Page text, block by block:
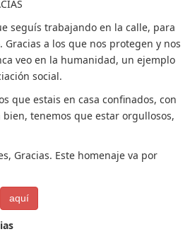
seguís trabajando en la calle, para
a los que nos protegen y nos
veo en la humanidad, un ejemplo
social.
que estais en casa confinados, con
tenemos que estar orgullosos,
Gracias. Este homenaje va por
aquí